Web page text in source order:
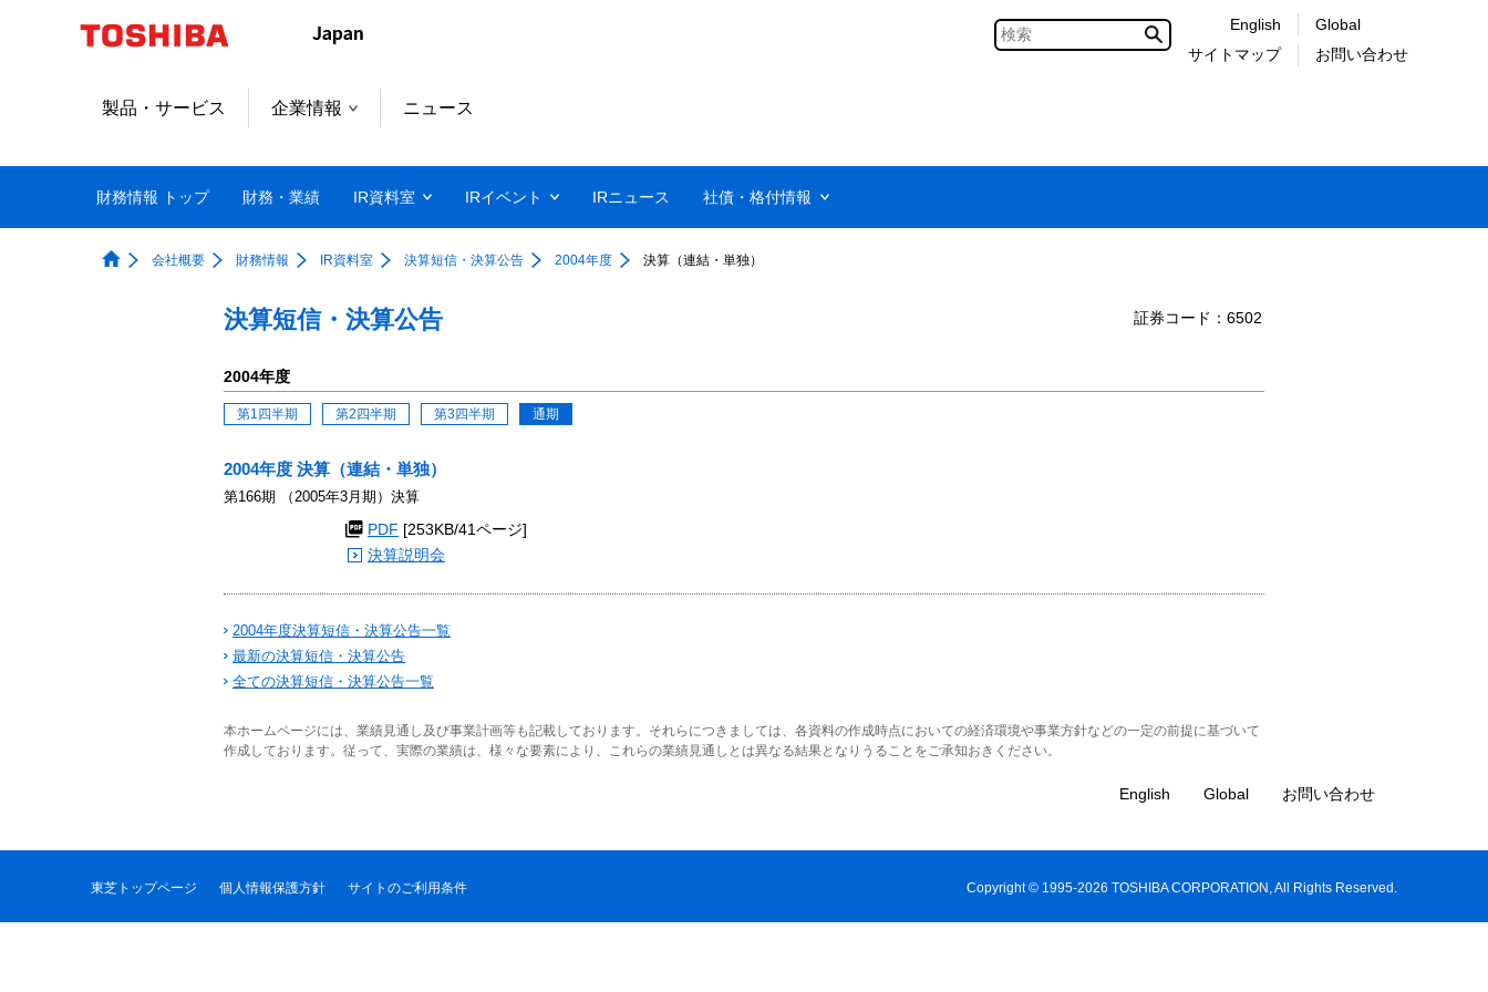
English
サイトマップ
Global
お問い合わせ
製品・サービス 企業情報 ニュース
財務情報 トップ 財務・業績 IR資料室 IRイベント IRニュース 社債・格付情報
会社概要 財務情報 IR資料室 決算短信・決算公告 2004年度 決算（連結・単独）
決算短信・決算公告 証券コード：6502
2004年度
第1四半期 第2四半期 第3四半期 通期
2004年度 決算（連結・単独）
第166期 （2005年3月期）決算
PDF [253KB/41ページ]
決算説明会
2004年度決算短信・決算公告一覧
最新の決算短信・決算公告
全ての決算短信・決算公告一覧
本ホームページには、業績見通し及び事業計画等も記載しております。それらにつきましては、各資料の作成時点においての経済環境や事業方針などの一定の前提に基づいて
作成しております。従って、実際の業績は、様々な要素により、これらの業績見通しとは異なる結果となりうることをご承知おきください。
English Global お問い合わせ
東芝トップページ 個人情報保護方針 サイトのご利用条件 Copyright © 1995-2026 TOSHIBA CORPORATION, All Rights Reserved.